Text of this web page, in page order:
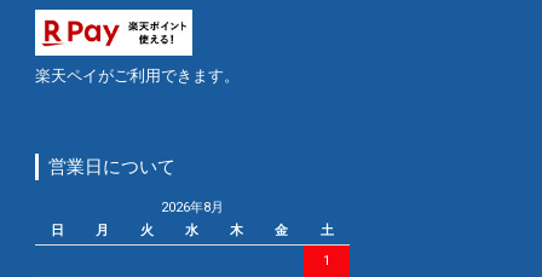
楽天ペイがご利用できます。
営業日について
2026年8月
日
月 火 水 木 金
土
1